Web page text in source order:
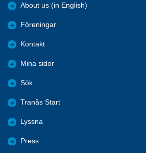
About us (in English)
Föreningar
Kontakt
Mina sidor
Sök
Tranås Start
Lyssna
Press